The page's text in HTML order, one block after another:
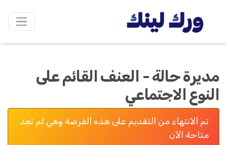
مديرة حالة - العنف القائم على
النوع الاجتماعي
تم الانتهاء من التقديم على هذه الفرصة وهي لم تعد
متاحة الآن